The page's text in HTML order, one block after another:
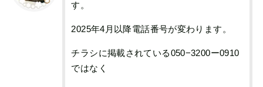
す。
2025年4月以降電話番号が変わります。
チラシに掲載されている050−3200ー0910
ではなく